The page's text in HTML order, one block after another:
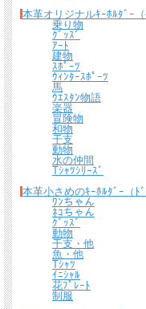
宅配便 650円から → 商品代金
メール便（全商品対象・定形外
込）以上でメール便送料無料
詳しくはこちらから
熟練したスタッフが丁寧に梱包
*梱包の例
本革オリジナルｷｰﾎﾙﾀﾞｰ（
乗り物
ｸﾞｯｽﾞ
ｱｰﾄ
建物
ｽﾎﾟｰﾂ
ｳｨﾝﾀｰｽﾎﾟｰﾂ
馬
ｳｴｽﾀﾝ物語
楽器
冒険物
和物
干支
動物
水の仲間
Tｼｬﾂｼﾘｰｽﾞ
本革小さめのｷｰﾎﾙﾀﾞｰ（ﾄﾞ
ﾜﾝちゃん
ﾈｺちゃん
ｸﾞｯｽﾞ
動物
干支・他
魚・他
Tｼｬﾂ
ｲﾆｼｬﾙ
花ﾌﾟﾚｰﾄ
制服